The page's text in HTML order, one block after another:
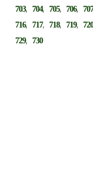
703,704,705,706,
716,717,718,719,
729,730